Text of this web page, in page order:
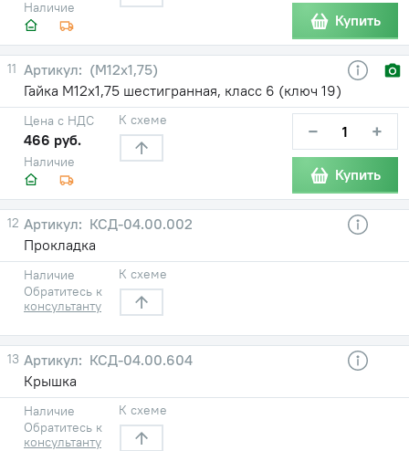
Наличие
Купить
11
(М12х1,75)
Гайка М12х1,75 шестигранная, класс 6 (ключ 19)
Наличие
Цена с НДС
466 руб.
К схеме − +
Купить
12
КСД-04.00.002
Прокладка
Наличие
Обратитесь к
консультанту
К схеме
13
КСД-04.00.604
Крышка
Наличие
Обратитесь к
консультанту
К схеме